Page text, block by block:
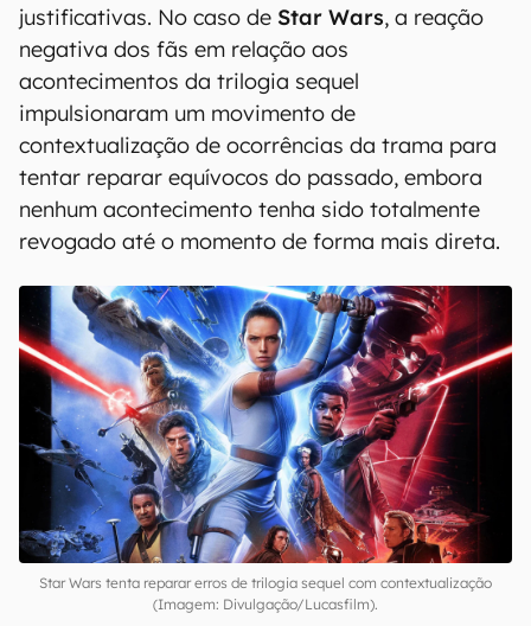
justificativas. No caso de Star Wars, a reação
negativa dos fãs em relação aos
acontecimentos da trilogia sequel
impulsionaram um movimento de
contextualização de ocorrências da trama para
tentar reparar equívocos do passado, embora
nenhum acontecimento tenha sido totalmente
revogado até o momento de forma mais direta.
Star Wars tenta reparar erros de trilogia sequel com contextualização
(Imagem: Divulgação/Lucasfilm).